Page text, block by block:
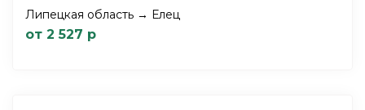
Липецкая область → Елец
от 2 527 р